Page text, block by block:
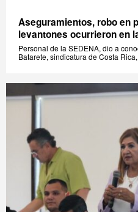
Aseguramientos, robo en
levantones ocurrieron en
Personal de la SEDENA, dio a
Batarete, sindicatura de Costa